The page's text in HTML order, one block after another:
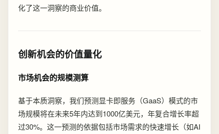
化了这一洞察的商业价值。
创新机会的价值量化
市场机会的规模测算
基于本质洞察，我们预测显卡即服务（GaaS）模式的市
场规模将在未来5年内达到1000亿美元，年复合增长率超
过30%。这一预测的依据包括市场需求的快速增长（如AI